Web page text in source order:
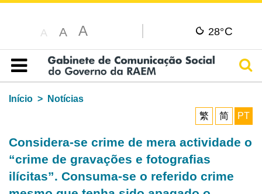
A A A 28°C
Índice
Início
Notícias
繁
简 PT
Considera-se crime de mera actividade o
“crime de gravações e fotografias
ilícitas”. Consuma-se o referido crime